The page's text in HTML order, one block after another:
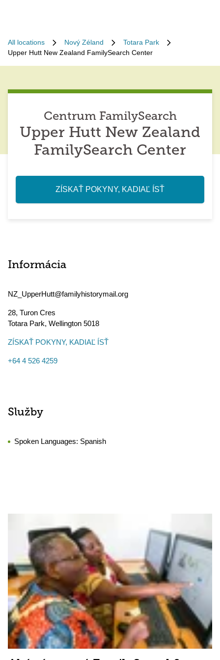
All locations Nový Zéland
Totara Park
Upper Hutt New Zealand FamilySearch Center
Centrum FamilySearch
Upper Hutt New Zealand
FamilySearch Center
ZÍSKAŤ POKYNY, KADIAĽ ÍSŤ
Informácia
NZ_UpperHutt@familyhistorymail.org
28, Turon Cres
Totara Park, Wellington 5018
ZÍSKAŤ POKYNY, KADIAĽ ÍSŤ
+64 4 526 4259
Služby
Spoken Languages: Spanish